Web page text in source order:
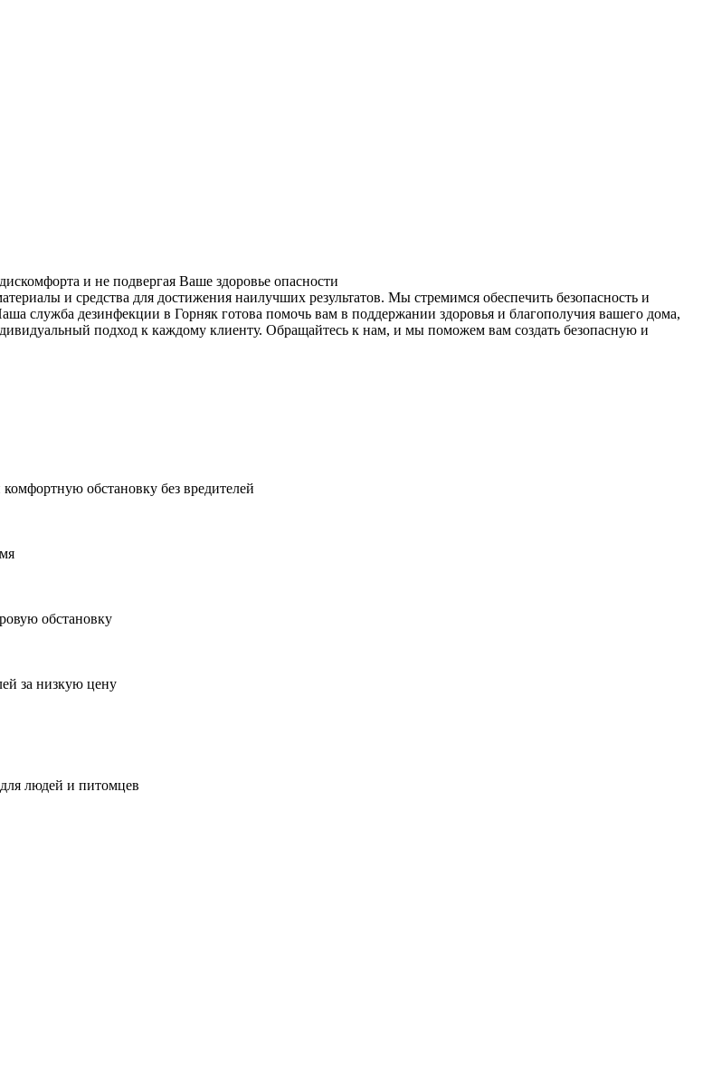
и не подвергая Ваше здоровье опасности
и средства для достижения наилучших результатов. Мы стремимся обеспечить безопасность и
служба дезинфекции в Горняк готова помочь вам в поддержании здоровья и благополучия вашего дома,
подход к каждому клиенту. Обращайтесь к нам, и мы поможем вам создать безопасную и
обстановку без вредителей
обстановку
за низкую цену
людей и питомцев